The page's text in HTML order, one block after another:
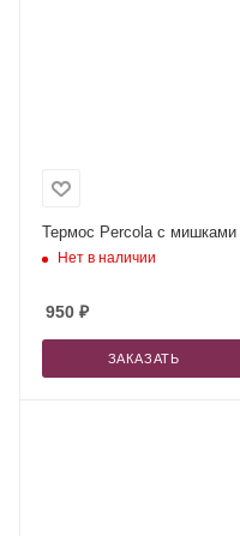
Термос Percola с мишками
Нет в наличии
950 ₽
ЗАКАЗАТЬ